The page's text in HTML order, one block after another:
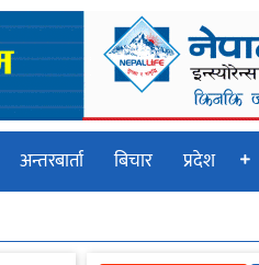
अन्तरबार्ता बिचार प्रदेश